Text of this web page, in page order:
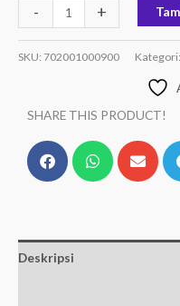
- +
SKU: 702001000900 Kategori:
SHARE THIS PRODUCT!
Deskripsi